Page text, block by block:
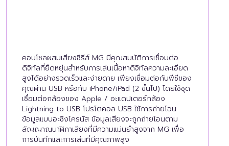
คอนโซลผสมเสียงซีรีส์ MG มีคุณสมบัติการเชื่อมต่อ
ดิจิทัลที่ยืดหยุ่นสำหรับการเล่นเนื้อหาดิจิทัลความละเอียด
สูงได้อย่างรวดเร็วและง่ายดาย เพียงเชื่อมต่อกับพีซีของ
คุณผ่าน USB หรือกับ iPhone/iPad (2 ขึ้นไป) โดยใช้ชุด
เชื่อมต่อกล้องของ Apple / อะแดปเตอร์กล้อง
Lightning to USB โปรโตคอล USB ใช้การถ่ายโอน
ข้อมูลแบบอะซิงโครนัส ข้อมูลเสียงจะถูกถ่ายโอนตาม
สัญญาณนาฬิกาเสียงที่มีความแม่นยำสูงจาก MG เพื่อ
การบันทึกและการเล่นที่มีคุณภาพสูง